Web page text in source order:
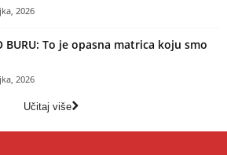
2026
BURU: To je opasna matrica koju smo
2026
Učitaj više